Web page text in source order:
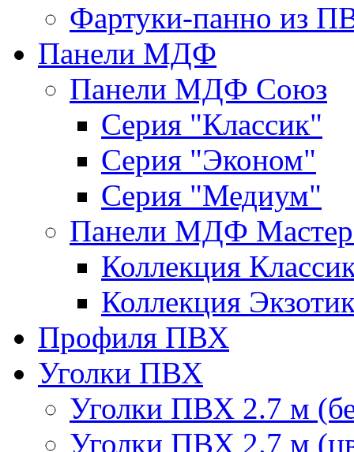
Фартуки-панно из
Панели МДФ
Панели МДФ Союз
Серия "Классик"
Серия "Эконом"
Серия "Медиум"
Панели МДФ
Коллекция
Коллекция
Профиля ПВХ
Уголки ПВХ
Уголки ПВХ 2.7 м
Уголки ПВХ 2.7 м